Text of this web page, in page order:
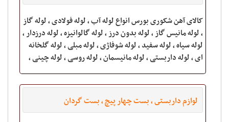
کالای آهن شکوری بورس انواع لوله آب ، لوله فولادی ، لوله گاز
، لوله مانیس گاز ، لوله بدون درز ، لوله گالوانیزه ، لوله درزدار ،
لوله سیاه ، لوله سفید ، لوله شوفاژی ، لوله مبلی ، لوله گلخانه
ای ، لوله داربستی ، لوله مانیسمان ، لوله روسی ، لوله چینی ،
لوازم داربستى ، بست چهار پیچ ، بست گردان